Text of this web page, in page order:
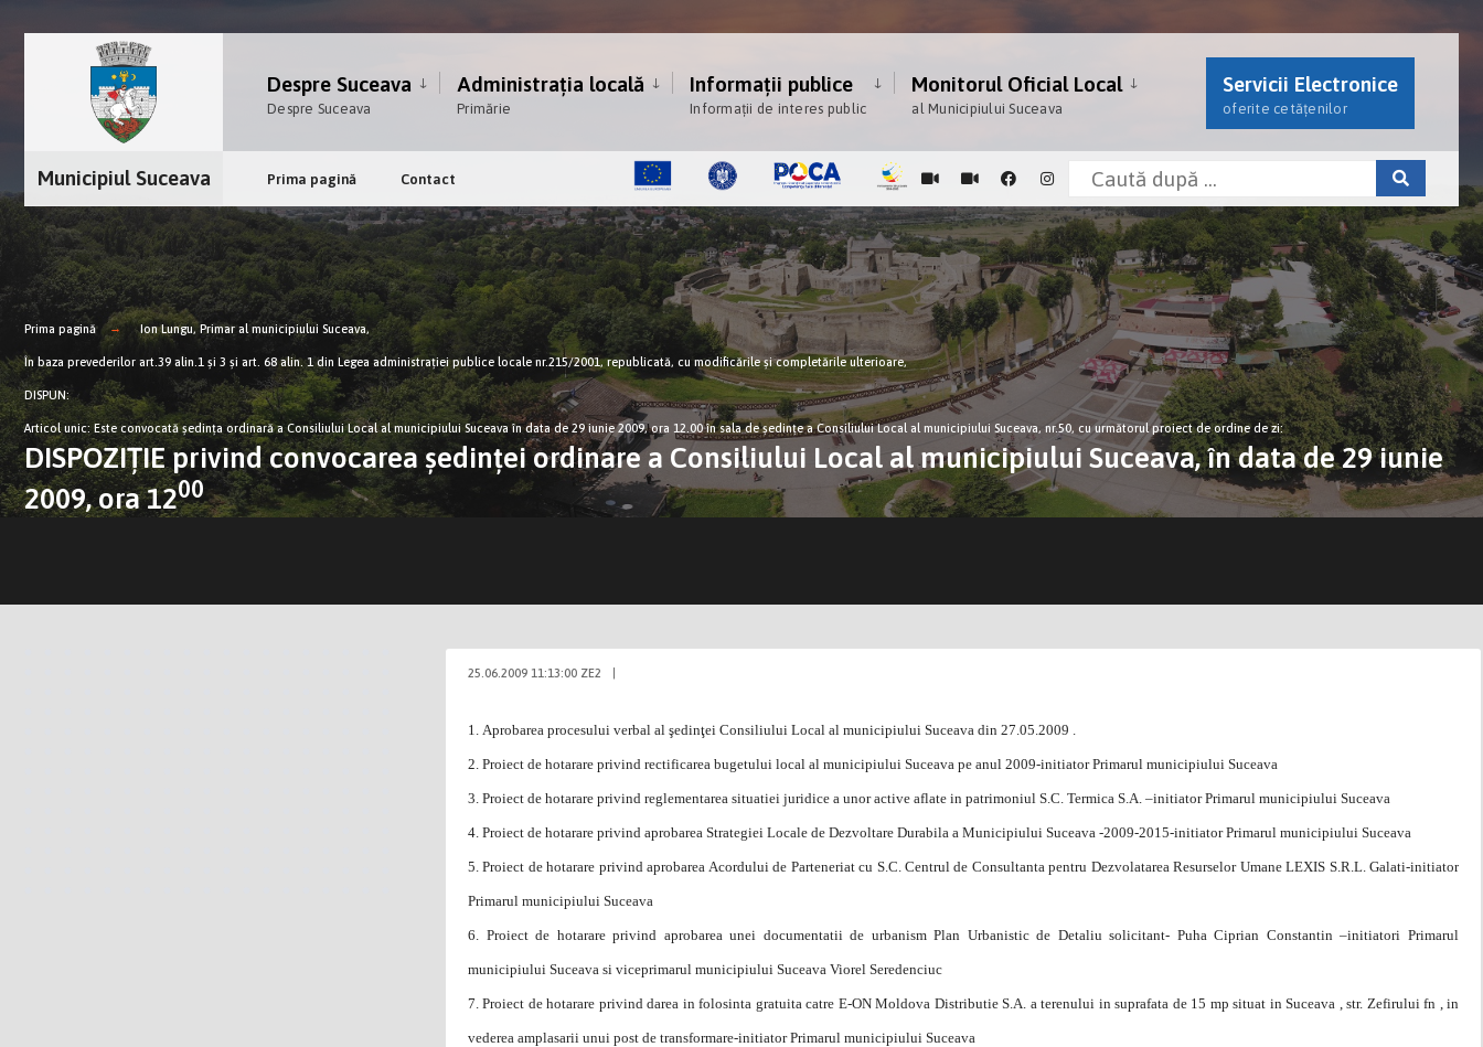
Despre Suceava
Despre Suceava
Administrația locală
Primărie
Informații publice
Informații de interes public
Monitorul Oficial Local
al Municipiului Suceava
Servicii Electronice
oferite cetățenilor
Municipiul Suceava Prima pagină Contact
Prima pagină Ion Lungu, Primar al municipiului Suceava,
În baza prevederilor art.39 alin.1 şi 3 şi art. 68 alin. 1 din Legea administraţiei publice locale nr.215/2001, republicată, cu modificările şi completările ulterioare,
DISPUN:
Articol unic: Este convocată şedinţa ordinară a Consiliului Local al municipiului Suceava în data de 29 iunie 2009, ora 12.00 în sala de şedinţe a Consiliului Local al municipiului Suceava, nr.50, cu următorul proiect de ordine de zi:
DISPOZIŢIE privind convocarea şedinţei ordinare a Consiliului Local al municipiului Suceava, în data de 29 iunie
2009, ora 1200
25.06.2009 11:13:00 ZE2
1. Aprobarea procesului verbal al şedinţei Consiliului Local al municipiului Suceava din 27.05.2009 .
2. Proiect de hotarare privind rectificarea bugetului local al municipiului Suceava pe anul 2009-initiator Primarul municipiului Suceava
3. Proiect de hotarare privind reglementarea situatiei juridice a unor active aflate in patrimoniul S.C. Termica S.A. –initiator Primarul municipiului Suceava
4. Proiect de hotarare privind aprobarea Strategiei Locale de Dezvoltare Durabila a Municipiului Suceava -2009-2015-initiator Primarul municipiului Suceava
5. Proiect de hotarare privind aprobarea Acordului de Parteneriat cu S.C. Centrul de Consultanta pentru Dezvolatarea Resurselor Umane LEXIS S.R.L. Galati-initiator
Primarul municipiului Suceava
6. Proiect de hotarare privind aprobarea unei documentatii de urbanism Plan Urbanistic de Detaliu solicitant- Puha Ciprian Constantin –initiatori Primarul
municipiului Suceava si viceprimarul municipiului Suceava Viorel Seredenciuc
7. Proiect de hotarare privind darea in folosinta gratuita catre E-ON Moldova Distributie S.A. a terenului in suprafata de 15 mp situat in Suceava , str. Zefirului fn , in
vederea amplasarii unui post de transformare-initiator Primarul municipiului Suceava